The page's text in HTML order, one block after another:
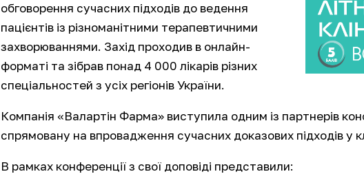
обговорення сучасних підходів до ведення
пацієнтів із різноманітними терапевтичними
захворюваннями. Захід проходив в онлайн-
форматі та зібрав понад 4 000 лікарів різних
спеціальностей з усіх регіонів України.
Компанія «Валартін Фарма» виступила одним із партнерів
спрямовану на впровадження сучасних доказових підходів у
В рамках конференції з свої доповіді представили: